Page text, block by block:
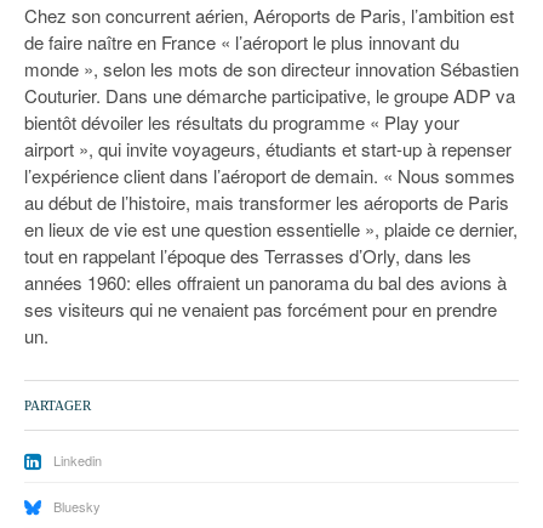
Chez son concurrent aérien, Aéroports de Paris, l’ambition est
de faire naître en France « l’aéroport le plus innovant du
monde », selon les mots de son directeur innovation Sébastien
Couturier. Dans une démarche participative, le groupe ADP va
bientôt dévoiler les résultats du programme « Play your
airport », qui invite voyageurs, étudiants et start-up à repenser
l’expérience client dans l’aéroport de demain. « Nous sommes
au début de l’histoire, mais transformer les aéroports de Paris
en lieux de vie est une question essentielle », plaide ce dernier,
tout en rappelant l’époque des Terrasses d’Orly, dans les
années 1960: elles offraient un panorama du bal des avions à
ses visiteurs qui ne venaient pas forcément pour en prendre
un.
PARTAGER
Linkedin
Bluesky